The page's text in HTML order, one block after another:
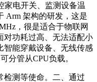
家电开关、监测设备温
Arm 架构的研发，这是
，很是适合于物联网
对功耗过高、无法适配小
智能穿戴设备、无线传感
分管从CPU负载。
测等使命。二、通过